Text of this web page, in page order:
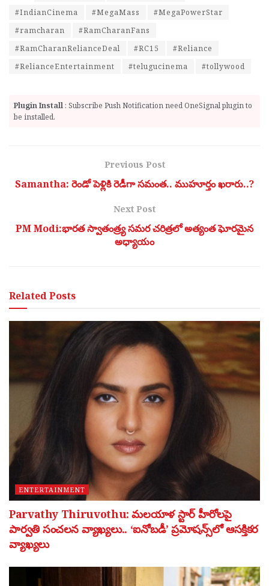
#IndianCinema
#MegaMass
#MegaPowerStar
#ramcharan
#RamCharanFans
#RamCharanRelianceDeal
#RC15
#Reliance
#RelianceEntertainment
#telugucinema #tollywood
Plugin Install : Subscribe Push Notification need OneSignal plugin to
be installed.
Previous Post
Samantha: రెండో పెళ్లికి రెడీగా సమంత.. ముహూర్తం ఖరారు..?
Next Post
PM Modi:భారత స్వాతంత్ర్య సమర చరిత్రలో అత్యంత ఘోరమైన
అధ్యాయం
RelatedPosts
ENTERTAINMENT
Parvathy Thiruvothu: మలయాళ స్టార్ హీరోలపై
పార్వతి సంచలన వ్యాఖ్యలు.. ‘ఐనోబడీ’ ప్రమోషన్స్‌లో ఆసక్తికర
వ్యాఖ్యలు